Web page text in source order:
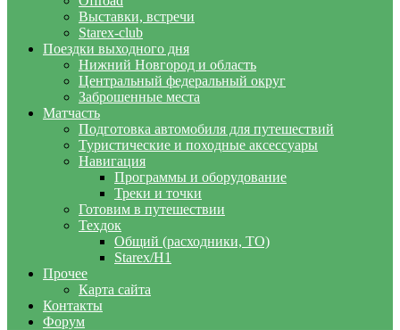
Выставки, встречи
Starex-club
Поездки выходного дня
Нижний Новгород и область
Центральный федеральный округ
Заброшенные места
Матчасть
Подготовка автомобиля для путешествий
Туристические и походные аксессуары
Навигация
Программы и оборудование
Треки и точки
Готовим в путешествии
Техдок
Общий (расходники, ТО)
Starex/H1
Прочее
Карта сайта
Контакты
Форум